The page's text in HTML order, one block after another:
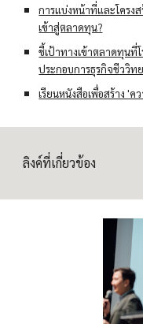
การแบ่งหน้าที่และโครง
เข้าสู่ตลาดทุน?
ชี้เป้าทางเข้าตลาดทุนที่
ประกอบการธุรกิจชีววิท
เรียนหนังสือเพื่อสร้าง 'ค
ลิงค์ที่เกี่ยวข้อง